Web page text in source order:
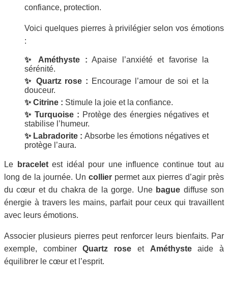
confiance, protection.
Voici quelques pierres à privilégier selon vos émotions
:
✨ Améthyste : Apaise l’anxiété et favorise la
sérénité.
✨ Quartz rose : Encourage l’amour de soi et la
douceur.
✨ Citrine : Stimule la joie et la confiance.
✨ Turquoise : Protège des énergies négatives et
stabilise l’humeur.
✨ Labradorite : Absorbe les émotions négatives et
protège l’aura.
Le braceletest idéal pour une influence continue tout au
long de la journée. Un collier permet aux pierres d’agir près
du cœur et du chakra de la gorge. Une bague diffuse son
énergie à travers les mains, parfait pour ceux qui travaillent
avec leurs émotions.
Associer plusieurs pierres peut renforcer leurs bienfaits. Par
exemple, combinerQuartz rose et Améthysteaide à
équilibrer le cœur et l’esprit.